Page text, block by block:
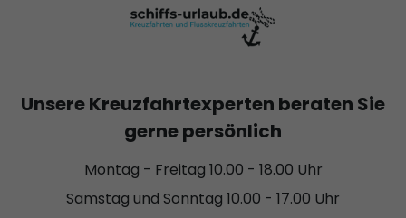
Unsere Kreuzfahrtexperten beraten Sie
gerne persönlich
Montag - Freitag 10.00 - 18.00 Uhr
Samstag und Sonntag 10.00 - 17.00 Uhr